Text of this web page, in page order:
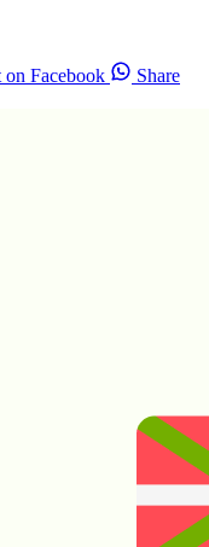
on Facebook
Share